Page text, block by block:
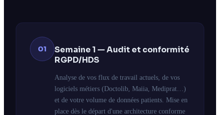
01
Semaine 1 — Audit et conformité
RGPD/HDS
Analyse de vos flux de travail actuels, de vos
logiciels métiers (Doctolib, Maiia, Mediprat…)
et de votre volume de données patients. Mise en
place dès le départ d'une architecture conforme